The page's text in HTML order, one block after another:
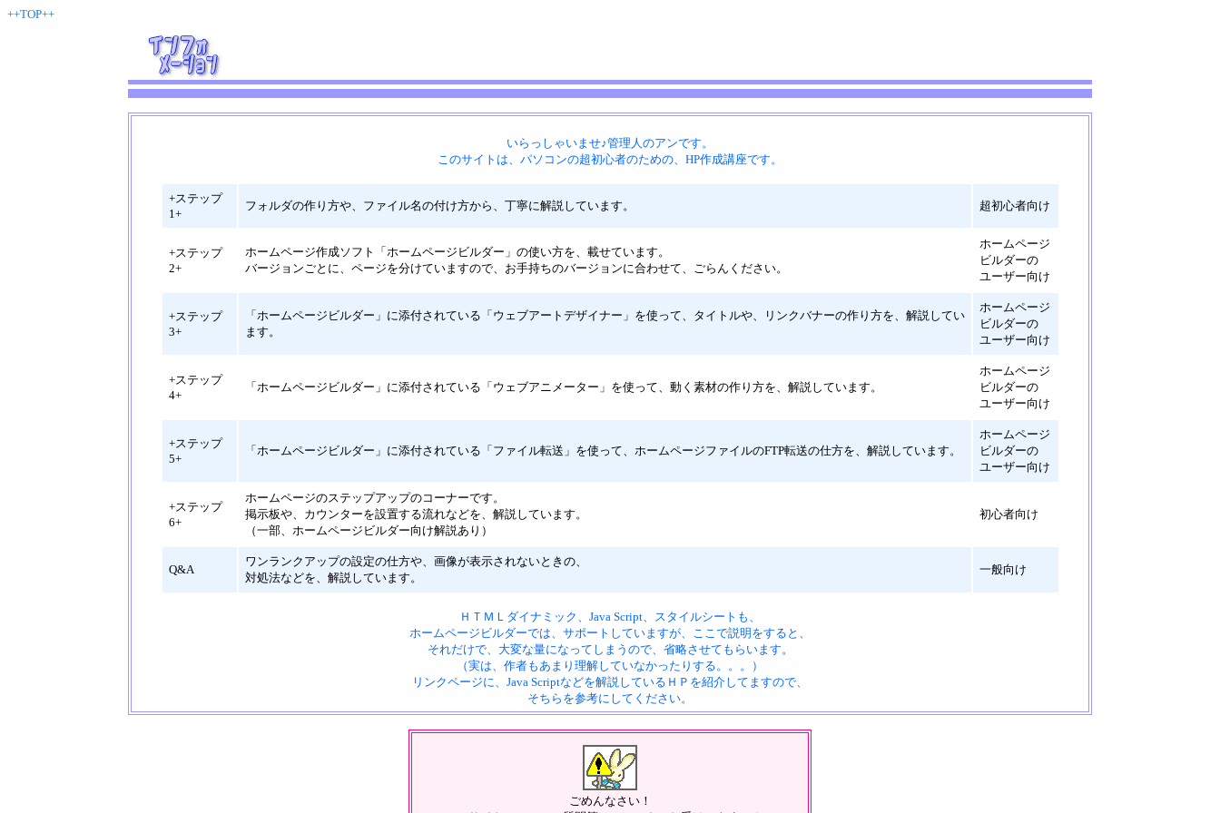
++TOP++
いらっしゃいませ♪管理人のアンです。
このサイトは、パソコンの超初心者のための、HP作成講座です。
+ステップ
1+
フォルダの作り方や、ファイル名の付け方から、丁寧に解説しています。 超初心者向け
+ステップ
2+
ホームページ作成ソフト「ホームページビルダー」の使い方を、載せています。
バージョンごとに、ページを分けていますので、お手持ちのバージョンに合わせて、ごらんください。
ホームページ
ビルダーの
ユーザー向け
+ステップ
3+
「ホームページビルダー」に添付されている「ウェブアートデザイナー」を使って、タイトルや、リンクバナーの作り方を、解説してい
ます。
ホームページ
ビルダーの
ユーザー向け
+ステップ
4+
「ホームページビルダー」に添付されている「ウェブアニメーター」を使って、動く素材の作り方を、解説しています。
ホームページ
ビルダーの
ユーザー向け
+ステップ
5+
「ホームページビルダー」に添付されている「ファイル転送」を使って、ホームページファイルのFTP転送の仕方を、解説しています。
ホームページ
ビルダーの
ユーザー向け
+ステップ
6+
ホームページのステップアップのコーナーです。
掲示板や、カウンターを設置する流れなどを、解説しています。
（一部、ホームページビルダー向け解説あり）
初心者向け
Q&A
ワンランクアップの設定の仕方や、画像が表示されないときの、
対処法などを、解説しています。
一般向け
ＨＴＭＬダイナミック、Java Script、スタイルシートも、
ホームページビルダーでは、サポートしていますが、ここで説明をすると、
それだけで、大変な量になってしまうので、省略させてもらいます。
（実は、作者もあまり理解していなかったりする。。。）
リンクページに、Java Scriptなどを解説しているＨＰを紹介してますので、
そちらを参考にしてください。
ごめんなさい！